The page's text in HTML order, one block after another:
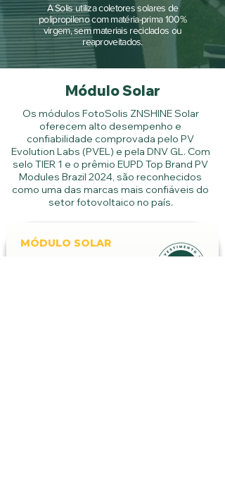
A Solis utiliza coletores solares de
polipropileno com matéria-prima 100%
virgem, sem materiais reciclados ou
reaproveitados.
Módulo Solar
Os módulos FotoSolis ZNSHINE Solar
oferecem alto desempenho e
confiabilidade comprovada pelo PV
Evolution Labs (PVEL) e pela DNV GL. Com
selo TIER 1 e o prêmio EUPD Top Brand PV
Modules Brazil 2024, são reconhecidos
como uma das marcas mais confiáveis do
setor fotovoltaico no país.
MÓDULO SOLAR